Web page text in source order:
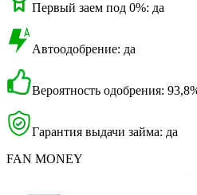
Первый заем под 0%: да
Автоодобрение: да
Вероятность одобрения:
Гарантия выдачи займа: да
FAN MONEY